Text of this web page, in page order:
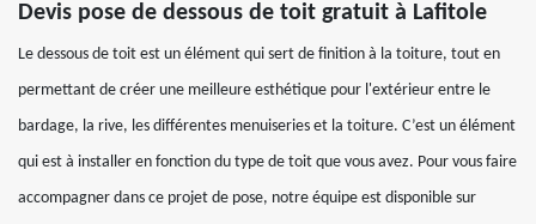
Devis pose de dessous de toit gratuit à Lafitole
Le dessous de toit est un élément qui sert de finition à la toiture, tout en
permettant de créer une meilleure esthétique pour l'extérieur entre le
bardage, la rive, les différentes menuiseries et la toiture. C’est un élément
qui est à installer en fonction du type de toit que vous avez. Pour vous faire
accompagner dans ce projet de pose, notre équipe est disponible sur